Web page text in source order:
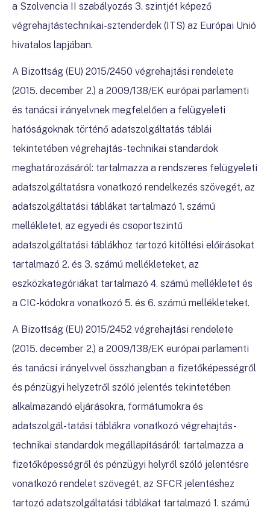
a Szolvencia II szabályozás 3. szintjét képező
végrehajtástechnikai-sztenderdek (ITS) az Európai Unió
hivatalos lapjában.
A Bizottság (EU) 2015/2450 végrehajtási rendelete
(2015. december 2.) a 2009/138/EK európai parlamenti
és tanácsi irányelvnek megfelelően a felügyeleti
hatóságoknak történő adatszolgáltatás táblái
tekintetében végrehajtás-technikai standardok
meghatározásáról: tartalmazza a rendszeres felügyeleti
adatszolgáltatásra vonatkozó rendelkezés szövegét, az
adatszolgáltatási táblákat tartalmazó 1. számú
mellékletet, az egyedi és csoportszintű
adatszolgáltatási táblákhoz tartozó kitöltési előírásokat
tartalmazó 2. és 3. számú mellékleteket, az
eszközkategóriákat tartalmazó 4. számú mellékletet és
a CIC-kódokra vonatkozó 5. és 6. számú mellékleteket.
A Bizottság (EU) 2015/2452 végrehajtási rendelete
(2015. december 2.) a 2009/138/EK európai parlamenti
és tanácsi irányelvvel összhangban a fizetőképességről
és pénzügyi helyzetről szóló jelentés tekintetében
alkalmazandó eljárásokra, formátumokra és
adatszolgál-tatási táblákra vonatkozó végrehajtás-
technikai standardok megállapításáról: tartalmazza a
fizetőképességről és pénzügyi helyről szóló jelentésre
vonatkozó rendelet szövegét, az SFCR jelentéshez
tartozó adatszolgáltatási táblákat tartalmazó 1. számú